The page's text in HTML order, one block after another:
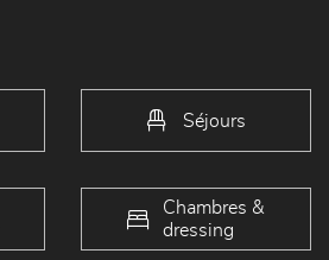
Séjours
Chambres &
dressing